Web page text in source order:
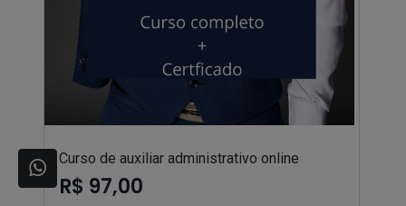
Curso de auxiliar administrativo online
R$ 97,00